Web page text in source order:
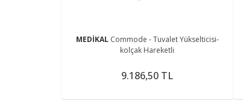
MEDİKAL Commode - Tuvalet Yükselticisi-
kolçak Hareketli
9.186,50 TL